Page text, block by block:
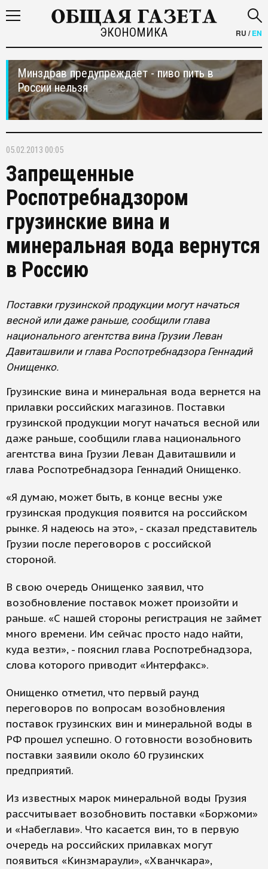
ЭКОНОМИКА RU /EN
Минздрав предупреждает - пиво пить в
России нельзя
05.02.2013 00:05
Запрещенные
Роспотребнадзором
грузинские вина и
минеральная вода вернутся
в Россию
Поставки грузинской продукции могут начаться
весной или даже раньше, сообщили глава
национального агентства вина Грузии Леван
Давиташвили и глава Роспотребнадзора Геннадий
Онищенко.
Грузинские вина и минеральная вода вернется на
прилавки российских магазинов. Поставки
грузинской продукции могут начаться весной или
даже раньше, сообщили глава национального
агентства вина Грузии Леван Давиташвили и
глава Роспотребнадзора Геннадий Онищенко.
«Я думаю, может быть, в конце весны уже
грузинская продукция появится на российском
рынке. Я надеюсь на это», - сказал представитель
Грузии после переговоров с российской
стороной.
В свою очередь Онищенко заявил, что
возобновление поставок может произойти и
раньше. «С нашей стороны регистрация не займет
много времени. Им сейчас просто надо найти,
куда везти», - пояснил глава Роспотребнадзора,
слова которого приводит «Интерфакс».
Онищенко отметил, что первый раунд
переговоров по вопросам возобновления
поставок грузинских вин и минеральной воды в
РФ прошел успешно. О готовности возобновить
поставки заявили около 60 грузинских
предприятий.
Из известных марок минеральной воды Грузия
рассчитывает возобновить поставки «Боржоми»
и «Набеглави». Что касается вин, то в первую
очередь на российских прилавках могут
появиться «Кинзмараули», «Хванчкара»,